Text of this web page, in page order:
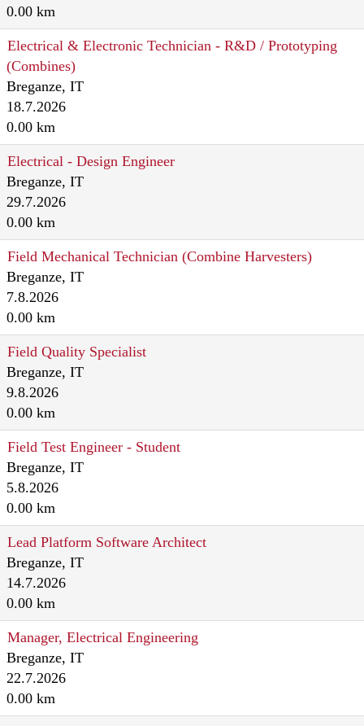
0.00 km
Electrical & Electronic Technician - R&D / Prototyping
(Combines)
Breganze, IT
18.7.2026
0.00 km
Electrical - Design Engineer
Breganze, IT
29.7.2026
0.00 km
Field Mechanical Technician (Combine Harvesters)
Breganze, IT
7.8.2026
0.00 km
Field Quality Specialist
Breganze, IT
9.8.2026
0.00 km
Field Test Engineer - Student
Breganze, IT
5.8.2026
0.00 km
Lead Platform Software Architect
Breganze, IT
14.7.2026
0.00 km
Manager, Electrical Engineering
Breganze, IT
22.7.2026
0.00 km